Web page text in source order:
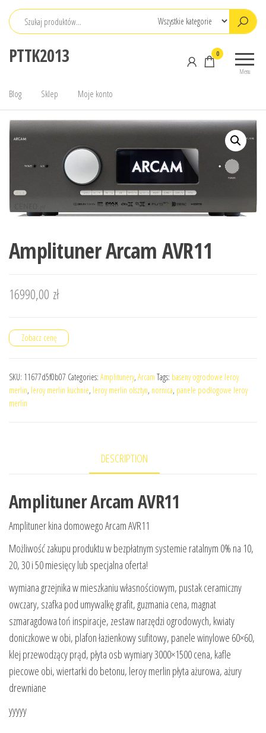
Przejdź
PTTK2013
Menu
0
Blog Sklep Moje konto
Amplituner Arcam AVR11
16990,00 zł
Zobacz cenę
SKU: 11677d5f0b07 Categories: Amplitunery, Arcam Tags: baseny ogrodowe leroy
merlin, leroy merlin kuchnie, leroy merlin olsztyn, nornica, panele podłogowe leroy
merlin
DESCRIPTION
Amplituner Arcam AVR11
Amplituner kina domowego Arcam AVR11
Możliwość zakupu produktu w bezpłatnym systemie ratalnym 0% na 10,
20, 30 i 50 miesięcy lub specjalna oferta!
wymiana grzejnika w mieszkaniu własnościowym, pustak ceramiczny
owczary, szafka pod umywalkę grafit, guzmania cena, magnat
szmaragdowa toń inspiracje, zestaw narzędzi ogrodowych, kwiaty
doniczkowe w obi, plafon łazienkowy sufitowy, panele winylowe 60×60,
klej przewodzący prąd, płyta osb wymiary 3000×1500 cena, kafle
piecowe obi, wiertarki do betonu, leroy merlin płyta ażurowa, ażury
drewniane
yyyyy